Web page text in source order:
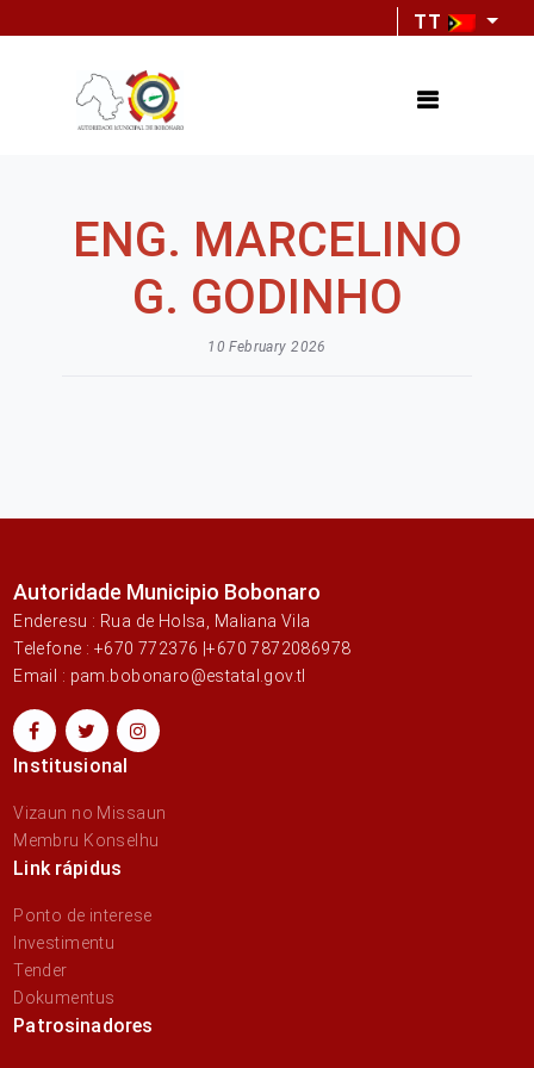
TT
ENG. MARCELINO
G. GODINHO
10 February 2026
Autoridade Municipio Bobonaro
Enderesu : Rua de Holsa, Maliana Vila
Telefone : +670 772376 |+670 7872086978
Email : pam.bobonaro@estatal.gov.tl
Institusional
Vizaun no Missaun
Membru Konselhu
Link rápidus
Ponto de interese
Investimentu
Tender
Dokumentus
Patrosinadores